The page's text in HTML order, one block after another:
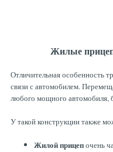
Жилые
Отличительная особенность
связи с автомобилем.
любого мощного автомобиля,
У такой конструкции также
Жилой прицепочень